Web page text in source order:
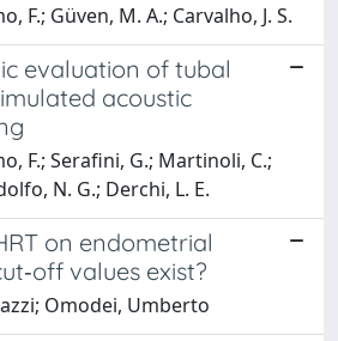
F.; Güven, M. A.; Carvalho, J. S.
evaluation of tubal
acoustic
F.; Serafini, G.; Martinoli, C.;
N. G.; Derchi, L. E.
on endometrial
values exist?
Omodei, Umberto